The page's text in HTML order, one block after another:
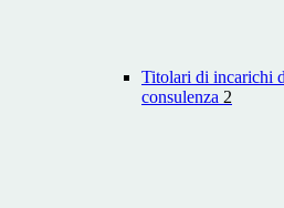
Titolari di incarichi
consulenza 2